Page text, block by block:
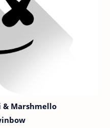
& Marshmello